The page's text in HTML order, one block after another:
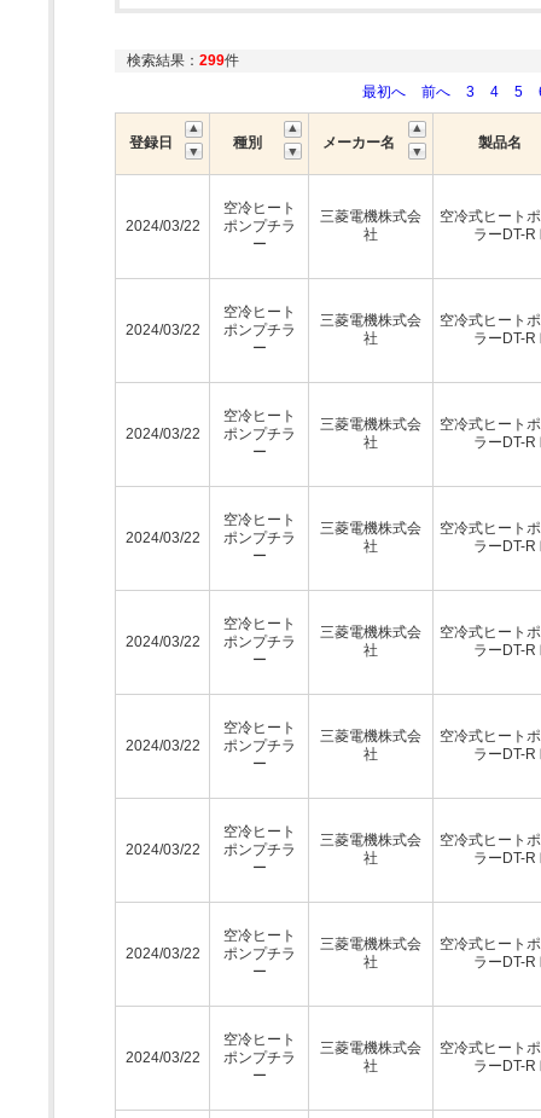
検索結果： 299件
最初へ
前へ 3 4 5
登録日 種別 メーカー名 製品名
2024/03/22
空冷ヒート
ポンプチラ
ー
三菱電機株式会
社
空冷式ヒート
ラーDT-
2024/03/22
空冷ヒート
ポンプチラ
ー
三菱電機株式会
社
空冷式ヒート
ラーDT-
2024/03/22
空冷ヒート
ポンプチラ
ー
三菱電機株式会
社
空冷式ヒート
ラーDT-
2024/03/22
空冷ヒート
ポンプチラ
ー
三菱電機株式会
社
空冷式ヒート
ラーDT-
2024/03/22
空冷ヒート
ポンプチラ
ー
三菱電機株式会
社
空冷式ヒート
ラーDT-
2024/03/22
空冷ヒート
ポンプチラ
ー
三菱電機株式会
社
空冷式ヒート
ラーDT-
2024/03/22
空冷ヒート
ポンプチラ
ー
三菱電機株式会
社
空冷式ヒート
ラーDT-
2024/03/22
空冷ヒート
ポンプチラ
ー
三菱電機株式会
社
空冷式ヒート
ラーDT-
2024/03/22
空冷ヒート
ポンプチラ
ー
三菱電機株式会
社
空冷式ヒート
ラーDT-